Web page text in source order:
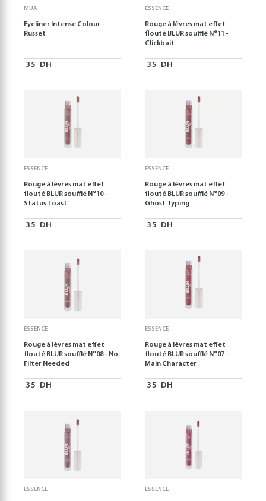
MUA
Eyeliner Intense Colour -
Russet
35 DH
ESSENCE
Rouge à lèvres mat effet
flouté BLUR soufflé N°11 -
Clickbait
35 DH
ESSENCE
Rouge à lèvres mat effet
flouté BLUR soufflé N°10 -
Status Toast
35 DH
ESSENCE
Rouge à lèvres mat effet
flouté BLUR soufflé N°09 -
Ghost Typing
35 DH
ESSENCE
Rouge à lèvres mat effet
flouté BLUR soufflé N°08 - No
Filter Needed
35 DH
ESSENCE
Rouge à lèvres mat effet
flouté BLUR soufflé N°07 -
Main Character
35 DH
ESSENCE ESSENCE